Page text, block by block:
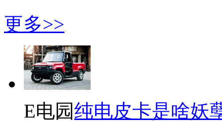
更多>>
E电园纯电皮卡是啥妖